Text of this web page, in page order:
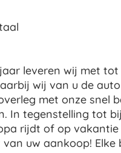
leveren wij met
wij van u de
met onze snel
In tegenstelling tot
rijdt of op vakantie
uw aankoop! Elke